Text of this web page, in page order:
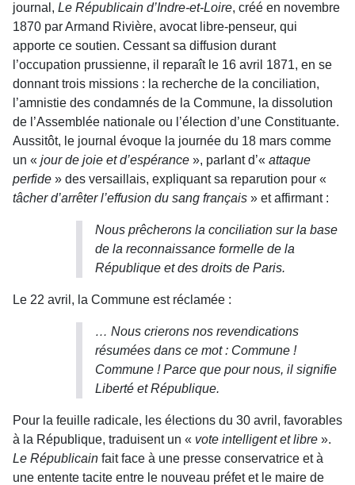
journal, Le Républicain d’Indre-et-Loire, créé en novembre
1870 par Armand Rivière, avocat libre-penseur, qui
apporte ce soutien. Cessant sa diffusion durant
l’occupation prussienne, il reparaît le 16 avril 1871, en se
donnant trois missions : la recherche de la conciliation,
l’amnistie des condamnés de la Commune, la dissolution
de l’Assemblée nationale ou l’élection d’une Constituante.
Aussitôt, le journal évoque la journée du 18 mars comme
un « jour de joie et d’espérance », parlant d’« attaque
perfide » des versaillais, expliquant sa reparution pour «
tâcher d’arrêter l’effusion du sang français » et affirmant :
Nous prêcherons la conciliation sur la base
de la reconnaissance formelle de la
République et des droits de Paris.
Le 22 avril, la Commune est réclamée :
… Nous crierons nos revendications
résumées dans ce mot : Commune !
Commune ! Parce que pour nous, il signifie
Liberté et République.
Pour la feuille radicale, les élections du 30 avril, favorables
à la République, traduisent un « vote intelligent et libre ».
Le Républicain fait face à une presse conservatrice et à
une entente tacite entre le nouveau préfet et le maire de